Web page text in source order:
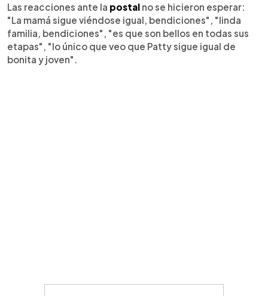
Las reacciones ante la postal no se hicieron esperar:
"La mamá sigue viéndose igual, bendiciones", "linda
familia, bendiciones", "es que son bellos en todas sus
etapas", "lo único que veo que Patty sigue igual de
bonita y joven".